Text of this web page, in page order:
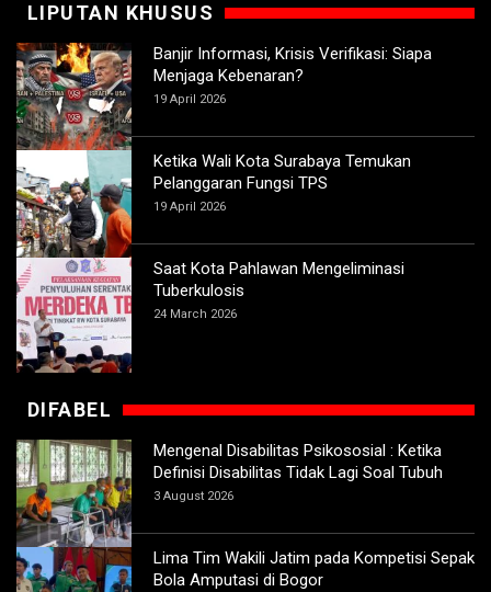
LIPUTAN KHUSUS
Banjir Informasi, Krisis Verifikasi: Siapa
Menjaga Kebenaran?
19 April 2026
Ketika Wali Kota Surabaya Temukan
Pelanggaran Fungsi TPS
19 April 2026
Saat Kota Pahlawan Mengeliminasi
Tuberkulosis
24 March 2026
DIFABEL
Mengenal Disabilitas Psikososial : Ketika
Definisi Disabilitas Tidak Lagi Soal Tubuh
3 August 2026
Lima Tim Wakili Jatim pada Kompetisi Sepak
Bola Amputasi di Bogor